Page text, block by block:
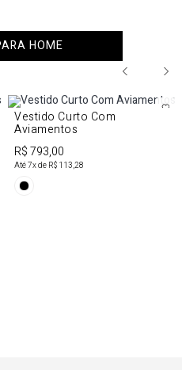
HOME
Vestido Curto Com
Aviamentos
R$ 793,00
Até7x de R$ 113,28